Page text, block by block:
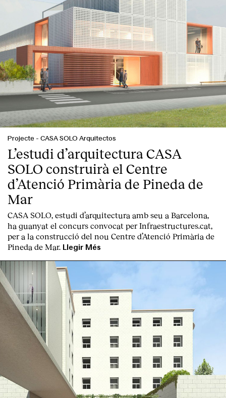
English Español Italiano Català
Projecte - CASA SOLO Arquitectos
L’estudi d’arquitectura CASA
SOLO construirà el Centre
d’Atenció Primària de Pineda de
Mar
CASA SOLO, estudi d’arquitectura amb seu a Barcelona,
ha guanyat el concurs convocat per Infraestructures.cat,
per a la construcció del nou Centre d’Atenció Primària de
Pineda de Mar. Llegir Més